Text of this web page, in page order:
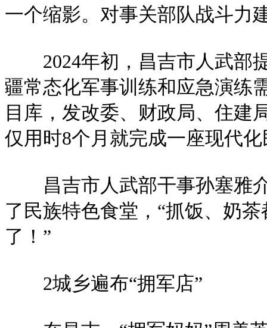
一个缩影。对事关部队战斗力
2024年初，昌吉市人武部提
疆常态化军事训练和应急演练
目库，发改委、财政局、住建
仅用时8个月就完成一座现代
昌吉市人武部干事孙塞雅介
了民族特色食堂，“抓饭、奶
了！”
2城乡遍布“拥军店”